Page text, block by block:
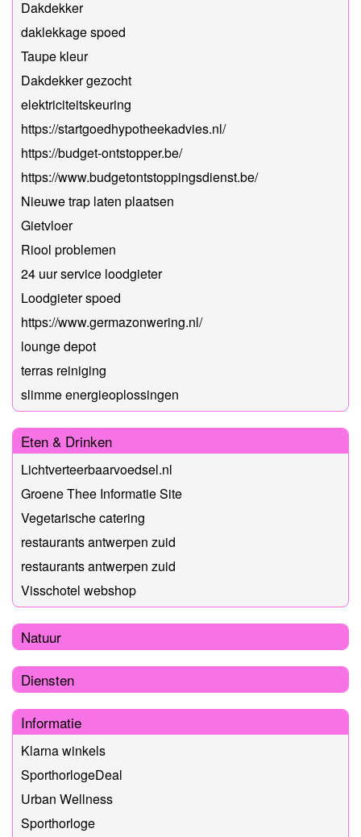
Dakdekker
daklekkage spoed
Taupe kleur
Dakdekker gezocht
elektriciteitskeuring
https://startgoedhypotheekadvies.nl/
https://budget-ontstopper.be/
https://www.budgetontstoppingsdienst.be/
Nieuwe trap laten plaatsen
Gietvloer
Riool problemen
24 uur service loodgieter
Loodgieter spoed
https://www.germazonwering.nl/
lounge depot
terras reiniging
slimme energieoplossingen
Eten & Drinken
Lichtverteerbaarvoedsel.nl
Groene Thee Informatie Site
Vegetarische catering
restaurants antwerpen zuid
restaurants antwerpen zuid
Visschotel webshop
Natuur
Diensten
Informatie
Klarna winkels
SporthorlogeDeal
Urban Wellness
Sporthorloge